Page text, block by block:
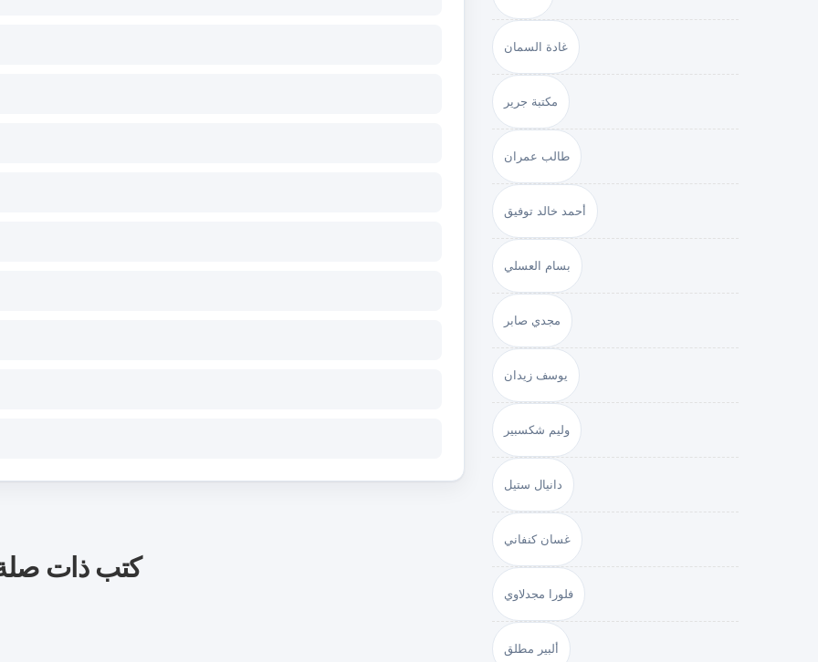
كتب ذات
غادة السمان
مكتبة جرير
طالب عمران
أحمد خالد توفيق
بسام العسلي
مجدي صابر
يوسف زيدان
وليم شكسبير
دانيال ستيل
غسان كنفاني
فلورا مجدلاوي
ألبير مطلق